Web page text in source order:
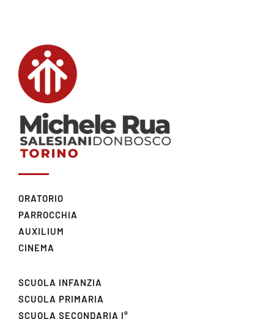
ORATORIO
PARROCCHIA
AUXILIUM
CINEMA
SCUOLA INFANZIA
SCUOLA PRIMARIA
SCUOLA SECONDARIA I°